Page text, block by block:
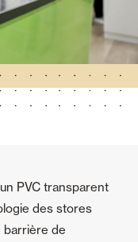
PVC transparent
des stores
barrière de